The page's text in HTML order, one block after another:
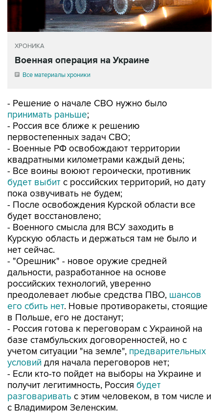
ХРОНИКА
Военная операция на Украине
Все материалы хроники
- Решение о начале СВО нужно было
принимать раньше;
- Россия все ближе к решению
первостепенных задач СВО;
- Военные РФ освобождают территории
квадратными километрами каждый день;
- Все воины воюют героически, противник
будет выбит с российских территорий, но дату
пока озвучивать не будем;
- После освобождения Курской области все
будет восстановлено;
- Военного смысла для ВСУ заходить в
Курскую область и держаться там не было и
нет сейчас.
- "Орешник" - новое оружие средней
дальности, разработанное на основе
российских технологий, уверенно
преодолевает любые средства ПВО, шансов
его сбить нет. Новые противоракеты, стоящие
в Польше, его не достанут;
- Россия готова к переговорам с Украиной на
базе стамбульских договоренностей, но с
учетом ситуации "на земле", предварительных
условий для начала переговоров нет;
- Если кто-то пойдет на выборы на Украине и
получит легитимность, Россия будет
разговаривать с этим человеком, в том числе и
с Владимиром Зеленским.